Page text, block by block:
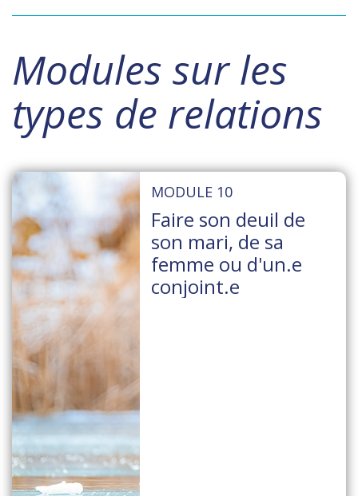
Modules sur les
types de relations
MODULE 10
Faire son deuil de
son mari, de sa
femme ou d'un.e
conjoint.e